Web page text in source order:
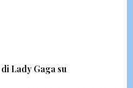
Lady Gaga su